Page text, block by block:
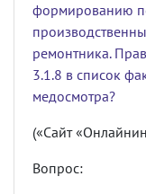
формированию
ремонтника.
3.1.8 в список
медосмотра?
(«Сайт
Вопрос: